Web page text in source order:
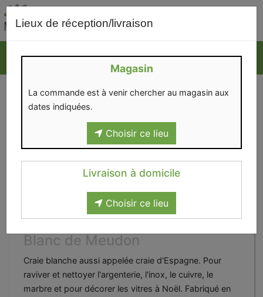
Lieux de réception/livraison
Magasin
La commande est à venir chercher au magasin aux
dates indiquées.
Choisir ce lieu
Livraison à domicile
Choisir ce lieu
Blanc de Meudon
Craie blanche aussi appelée craie d'Espagne. Pour
raviver et nettoyer l'argenterie, l'inox, le cuivre, le
marbre et pour décorer les vitres à Noël. Fabriqué en